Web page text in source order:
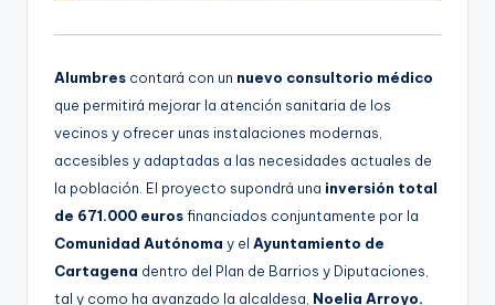
Alumbres contará con un nuevo consultorio médico
que permitirá mejorar la atención sanitaria de los
vecinos y ofrecer unas instalaciones modernas,
accesibles y adaptadas a las necesidades actuales de
la población. El proyecto supondrá una inversión total
de 671.000 eurosfinanciados conjuntamente por la
Comunidad Autónoma y el Ayuntamiento de
Cartagena dentro del Plan de Barrios y Diputaciones,
tal y como ha avanzado la alcaldesa, Noelia Arroyo.